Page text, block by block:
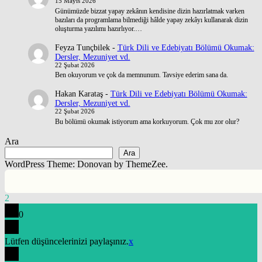
Günümüzde bizzat yapay zekânın kendisine dizin hazırlatmak varken
bazıları da programlama bilmediği hâlde yapay zekâyı kullanarak dizin
oluşturma yazılımı hazırlıyor.…
Feyza Tunçbilek- Türk Dili ve Edebiyatı Bölümü Okumak:
Dersler, Mezuniyet vd.
22 Şubat 2026
Ben okuyorum ve çok da memnunum. Tavsiye ederim sana da.
Hakan Karataş- Türk Dili ve Edebiyatı Bölümü Okumak:
Dersler, Mezuniyet vd.
22 Şubat 2026
Bu bölümü okumak istiyorum ama korkuyorum. Çok mu zor olur?
Ara
Ara
WordPress Theme: Donovan by ThemeZee.
2
0
Lütfen düşüncelerinizi paylaşınız.x